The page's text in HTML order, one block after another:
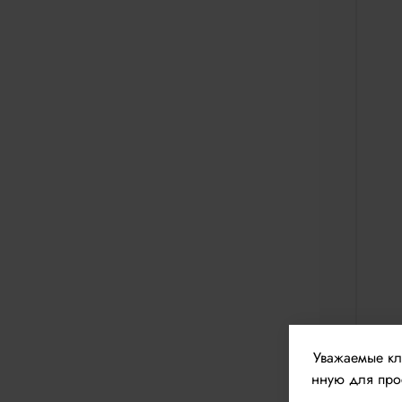
Уважаемые
нную для